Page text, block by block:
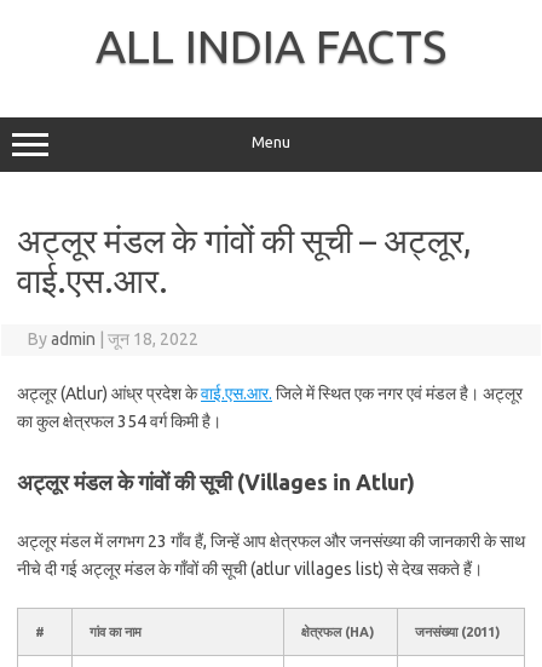
ALL INDIA FACTS
Menu
अट्लूर मंडल के गांवों की सूची – अट्लूर,
वाई.एस.आर.
Byadmin जून 18, 2022
अट्लूर (Atlur) आंध्र प्रदेश केवाई.एस.आर. जिले में स्थित एक नगर एवं मंडल है। अट्लूर
का कुल क्षेत्रफल 354 वर्ग किमी है।
अट्लूर मंडल के गांवों की सूची (Villages in Atlur)
अट्लूर मंडल में लगभग 23 गाँव हैं, जिन्हें आप क्षेत्रफल और जनसंख्या की जानकारी के साथ
नीचे दी गई अट्लूर मंडल के गाँवों की सूची (atlur villages list) से देख सकते हैं।
# गांव का नाम क्षेत्रफल (HA) जनसंख्या (2011)